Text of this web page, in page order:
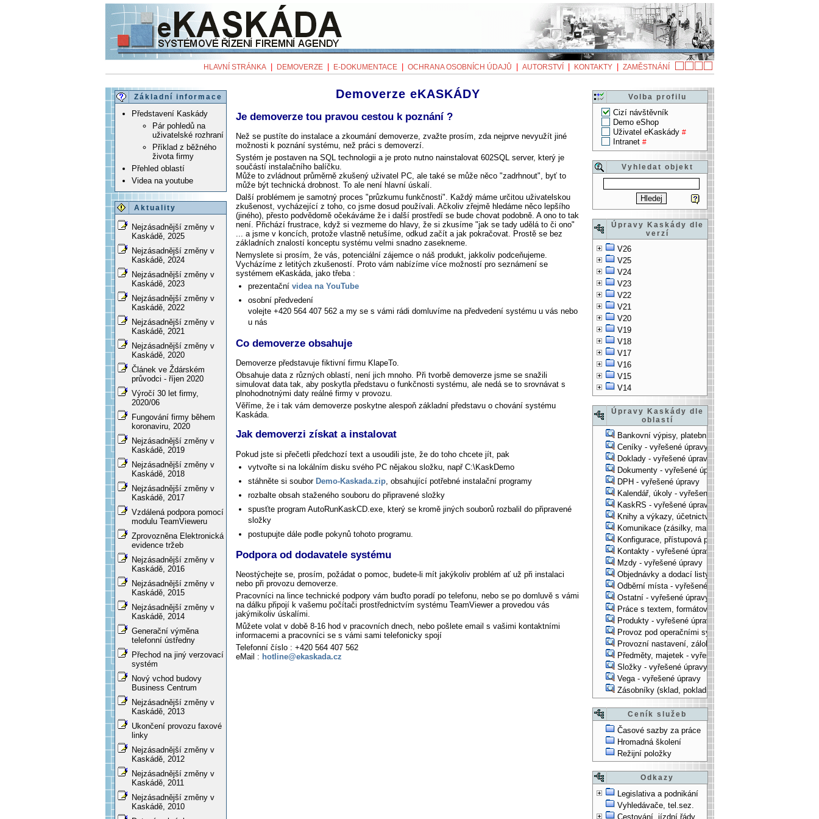
HLAVNÍ STRÁNKA DEMOVERZE E-DOKUMENTACE OCHRANA OSOBNÍCH ÚDAJŮ AUTORSTVÍ KONTAKTY ZAMĚSTNÁNÍ
Základní informace
Představení Kaskády
Pár pohledů na
uživatelské rozhraní
Příklad z běžného
života firmy
Přehled oblastí
Videa na youtube
Aktuality
Nejzásadnější změny v
Kaskádě, 2025
Nejzásadnější změny v
Kaskádě, 2024
Nejzásadnější změny v
Kaskádě, 2023
Nejzásadnější změny v
Kaskádě, 2022
Nejzásadnější změny v
Kaskádě, 2021
Nejzásadnější změny v
Kaskádě, 2020
Článek ve Ždárském
průvodci - říjen 2020
Výročí 30 let firmy,
2020/06
Fungování firmy během
koronaviru, 2020
Nejzásadnější změny v
Kaskádě, 2019
Nejzásadnější změny v
Kaskádě, 2018
Nejzásadnější změny v
Kaskádě, 2017
Vzdálená podpora pomocí
modulu TeamVieweru
Zprovozněna Elektronická
evidence tržeb
Nejzásadnější změny v
Kaskádě, 2016
Nejzásadnější změny v
Kaskádě, 2015
Nejzásadnější změny v
Kaskádě, 2014
Generační výměna
telefonní ústředny
Přechod na jiný verzovací
systém
Nový vchod budovy
Business Centrum
Nejzásadnější změny v
Kaskádě, 2013
Ukončení provozu faxové
linky
Nejzásadnější změny v
Kaskádě, 2012
Nejzásadnější změny v
Kaskádě, 2011
Nejzásadnější změny v
Kaskádě, 2010
Volba profilu
Cizí návštěvník
Demo eShop
Uživatel eKaskády #
Intranet #
Vyhledat objekt
Úpravy Kaskády dle
verzí
V26
V25
V24
V23
V22
V21
V20
V19
V18
V17
V16
V15
V14
Úpravy Kaskády dle
oblastí
Bankovní výpisy, platební příkazy - vyřešené úpravy
Ceníky - vyřešené úpravy
Doklady - vyřešené úpravy
Dokumenty - vyřešené úpravy
DPH - vyřešené úpravy
Kalendář, úkoly - vyřešené úpravy
KaskRS - vyřešené úpravy
Knihy a výkazy, účetnictví - vyřešené úpravy
Komunikace (zásilky, mail-systém, ...) - vyřešené úpravy
Konfigurace, přístupová práva, ... - vyřešené úpravy
Kontakty - vyřešené úpravy
Mzdy - vyřešené úpravy
Objednávky a dodací listy - vyřešené úpravy
Odběrní místa - vyřešené úpravy
Ostatní - vyřešené úpravy
Práce s textem, formátování, ... - vyřešené úpravy
Produkty - vyřešené úpravy
Provoz pod operačními systémy, technologické věci -
Provozní nastavení, zálohování, instalace, ... -
Předměty, majetek - vyřešené úpravy
Složky - vyřešené úpravy
Vega - vyřešené úpravy
Zásobníky (sklad, pokladna, bank. účet) - vyřešené
Ceník služeb
Časové sazby za práce
Hromadná školení
Režijní položky
Odkazy
Legislativa a podnikání
Vyhledávače, tel.sez.
Cestování, jízdní řády
Demoverze eKASKÁDY
Je demoverze tou pravou cestou k poznání ?
Než se pustíte do instalace a zkoumání demoverze, zvažte prosím, zda nejprve nevyužít jiné
možnosti k poznání systému, než práci s demoverzí.
Systém je postaven na SQL technologii a je proto nutno nainstalovat 602SQL server, který je
součástí instalačního balíčku.
Může to zvládnout průměrně zkušený uživatel PC, ale také se může něco "zadrhnout", byť to
může být technická drobnost. To ale není hlavní úskalí.
Další problémem je samotný proces "průzkumu funkčnosti". Každý máme určitou uživatelskou
zkušenost, vycházející z toho, co jsme dosud používali. Ačkoliv zřejmě hledáme něco lepšího
(jiného), přesto podvědomě očekáváme že i další prostředí se bude chovat podobně. A ono to tak
není. Přichází frustrace, když si vezmeme do hlavy, že si zkusíme "jak se tady udělá to či ono"
... a jsme v koncích, protože vlastně netušíme, odkud začít a jak pokračovat. Prostě se bez
základních znalostí konceptu systému velmi snadno zasekneme.
Nemyslete si prosím, že vás, potenciální zájemce o náš produkt, jakkoliv podceňujeme.
Vycházíme z letitých zkušeností. Proto vám nabízíme více možností pro seznámení se
systémem eKaskáda, jako třeba :
prezentační videa na YouTube
osobní předvedení
volejte +420 564 407 562 a my se s vámi rádi domluvíme na předvedení systému u vás nebo
u nás
Co demoverze obsahuje
Demoverze představuje fiktivní firmu KlapeTo.
Obsahuje data z různých oblastí, není jich mnoho. Při tvorbě demoverze jsme se snažili
simulovat data tak, aby poskytla představu o funkčnosti systému, ale nedá se to srovnávat s
plnohodnotnými daty reálné firmy v provozu.
Věříme, že i tak vám demoverze poskytne alespoň základní představu o chování systému
Kaskáda.
Jak demoverzi získat a instalovat
Pokud jste si přečetli předchozí text a usoudili jste, že do toho chcete jít, pak
vytvořte si na lokálním disku svého PC nějakou složku, např C:\KaskDemo
stáhněte si soubor Demo-Kaskada.zip , obsahující potřebné instalační programy
rozbalte obsah staženého souboru do připravené složky
spusťte program AutoRunKaskCD.exe, který se kromě jiných souborů rozbalil do připravené
složky
postupujte dále podle pokynů tohoto programu.
Podpora od dodavatele systému
Neostýchejte se, prosím, požádat o pomoc, budete-li mít jakýkoliv problém ať už při instalaci
nebo při provozu demoverze.
Pracovníci na lince technické podpory vám buďto poradí po telefonu, nebo se po domluvě s vámi
na dálku připojí k vašemu počítači prostřednictvím systému TeamViewer a provedou vás
jakýmikoliv úskalími.
Můžete volat v době 8-16 hod v pracovních dnech, nebo pošlete email s vašimi kontaktními
informacemi a pracovníci se s vámi sami telefonicky spojí
Telefonní číslo : +420 564 407 562
eMail : hotline@ekaskada.cz